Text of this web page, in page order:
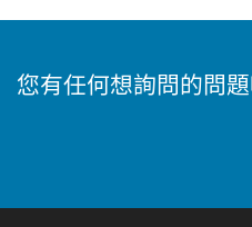
您有任何想詢問的問